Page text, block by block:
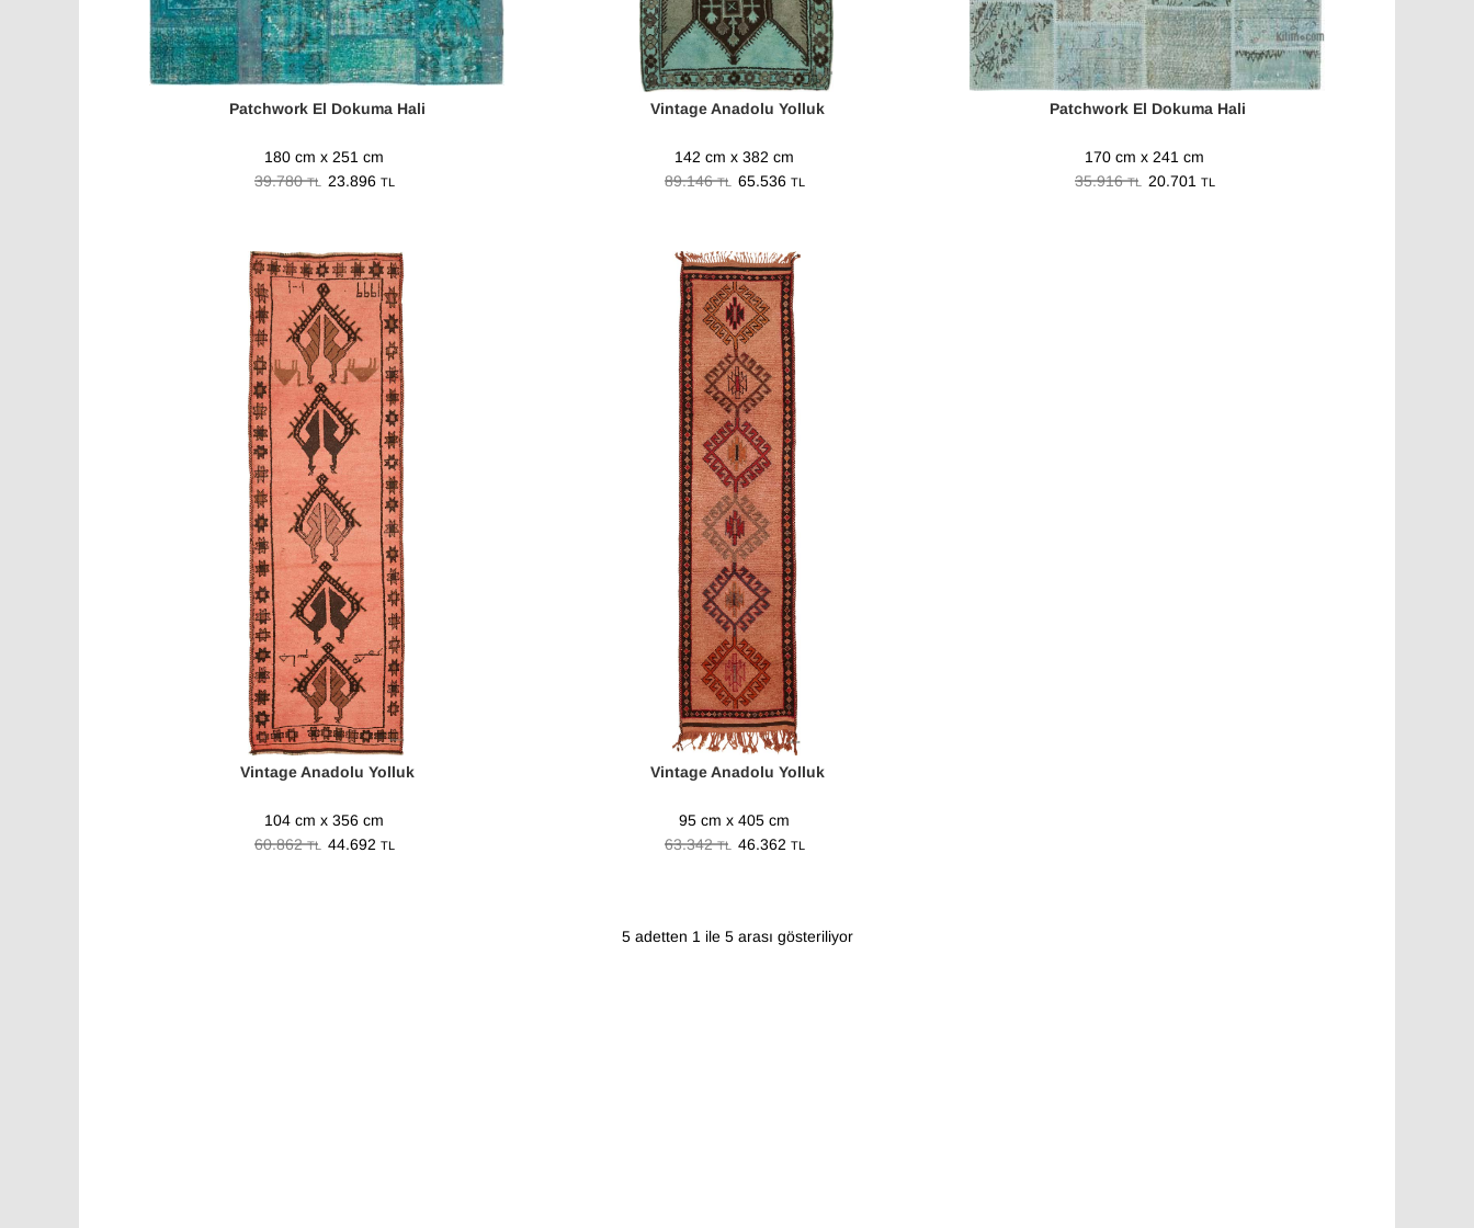
Patchwork El Dokuma Hali
180 cm x 251 cm
39.780TL 23.896 TL
Vintage Anadolu Yolluk
142 cm x 382 cm
89.146TL 65.536 TL
Patchwork El Dokuma Hali
170 cm x 241 cm
35.916TL 20.701 TL
Vintage Anadolu Yolluk
104 cm x 356 cm
60.862TL 44.692 TL
Vintage Anadolu Yolluk
95 cm x 405 cm
63.342TL 46.362 TL
5 adetten 1 ile 5 arası gösteriliyor